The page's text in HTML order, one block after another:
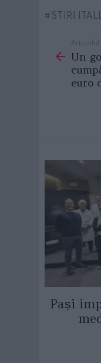
STIRI
moreUn
euro
Pași